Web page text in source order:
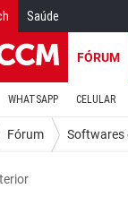
Saúde
FÓRUM
WHATSAPP CELULAR
Fórum Softwares